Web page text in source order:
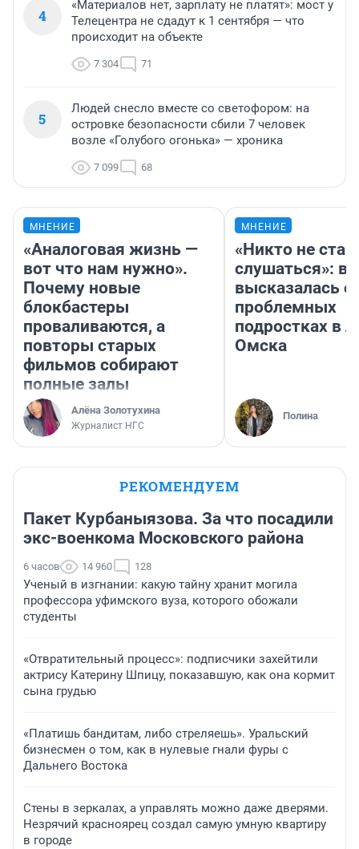
4
«Материалов нет, зарплату не платят»: мост у
Телецентра не сдадут к 1 сентября — что
происходит на объекте
7 304 71
5
Людей снесло вместе со светофором: на
островке безопасности сбили 7 человек
возле «Голубого огонька» — хроника
7 099 68
МНЕНИЕ
«Аналоговая жизнь —
вот что нам нужно».
Почему новые
блокбастеры
проваливаются, а
повторы старых
фильмов собирают
полные залы
Алёна Золотухина
Журналист НГС
МНЕНИЕ
«Никто не
слушаться»:
высказалась о
проблемных
подростках в
Омска
Полина
РЕКОМЕНДУЕМ
Пакет Курбаныязова. За что посадили
экс-военкома Московского района
6 часов 14 960 128
Ученый в изгнании: какую тайну хранит могила
профессора уфимского вуза, которого обожали
студенты
«Отвратительный процесс»: подписчики захейтили
актрису Катерину Шпицу, показавшую, как она кормит
сына грудью
«Платишь бандитам, либо стреляешь». Уральский
бизнесмен о том, как в нулевые гнали фуры с
Дальнего Востока
Стены в зеркалах, а управлять можно даже дверями.
Незрячий красноярец создал самую умную квартиру
в городе